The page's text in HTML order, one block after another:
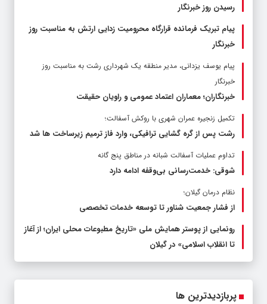
رسیدن روز خبرنگار
پیام تبریک فرمانده قرارگاه محرومیت‌ زدایی ارتش به مناسبت روز
خبرنگار
پیام یوسف یزدانی، مدیر منطقه یک شهرداری رشت به مناسبت روز
خبرنگار
خبرنگاران؛ معماران اعتماد عمومی و راویان حقیقت
تکمیل زنجیره عمران شهری با روکش آسفالت؛
رشت پس از گره گشایی ترافیکی، وارد فاز ترمیم زیرساخت ها شد
تداوم عملیات آسفالت‌ شبانه در مناطق پنج گانه
شوقی: خدمت‌رسانی بی‌وقفه ادامه دارد
نظام درمان گیلان؛
از فشار جمعیت شناور تا توسعه خدمات تخصصی
رونمایی از پوستر همایش ملی «تاریخ مطبوعات محلی ایران؛ از آغاز
تا انقلاب اسلامی» در گیلان
پربازدیدترین ها